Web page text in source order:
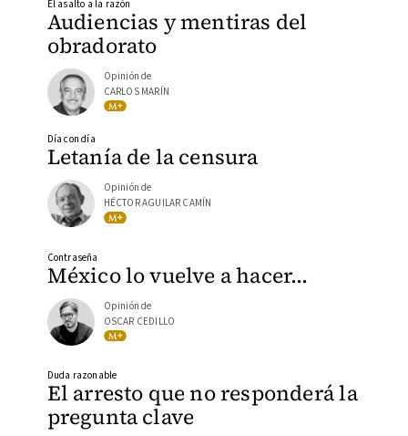
Audiencias y mentiras del
obradorato
El asalto a la razón
Opinión de
CARLOS MARÍN
Letanía de la censura
Día con día
Opinión de
HÉCTOR AGUILAR CAMÍN
México lo vuelve a hacer…
Contraseña
Opinión de
OSCAR CEDILLO
El arresto que no responderá la
pregunta clave
Duda razonable